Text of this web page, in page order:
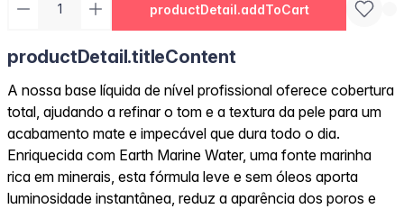
productDetail.addToCart
productDetail.titleContent
A nossa base líquida de nível profissional oferece cobertura
total, ajudando a refinar o tom e a textura da pele para um
acabamento mate e impecável que dura todo o dia.
Enriquecida com Earth Marine Water, uma fonte marinha
rica em minerais, esta fórmula leve e sem óleos aporta
luminosidade instantânea, reduz a aparência dos poros e